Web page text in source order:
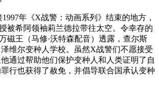
1997年《X战警：动画系列》结束的地方，
被希阿领袖莉兰德拉带往太空。令幸存的
磁王（马修·沃特森配音）透露，查尔斯
维尔变种人学校。虽然X战警们不愿接受
通过帮助他们保护变种人和人类证明了自
行也获得了赦免，并倡导联合国承认变种